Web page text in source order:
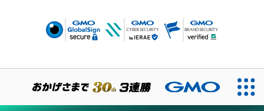
two bars length (f.e. 「23-5」「31-5」
- bar 95, the first note takes 2 bars length = 「95-1」
the usage of its intellectual property rights.
distributing, decompiling, reverse engineering) that require